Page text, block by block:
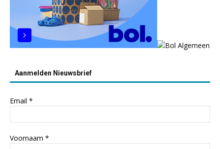
Aanmelden Nieuwsbrief
Email *
Voornaam *